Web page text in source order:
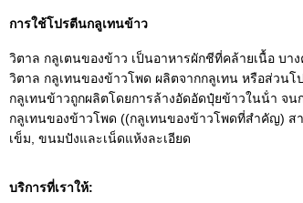
การใช้โปรตีนกลูเทนข้าว
วิตาล กลูเตนของข้าว เป็นอาหารผักชีที่คล้ายเนื้อ บา
วิตาล กลูเทนของข้าวโพด ผลิตจากกลูเทน หรือส่วน
กลูเทนข้าวถูกผลิตโดยการล้างอัดอัดปุ๋ยข้าวในน้ํา จน
กลูเทนของข้าวโพด ((กลูเทนของข้าวโพดที่สําคัญ) ส
เข็ม, ขนมปังและเน็ดแห้งละเอียด
บริการที่เราให้: